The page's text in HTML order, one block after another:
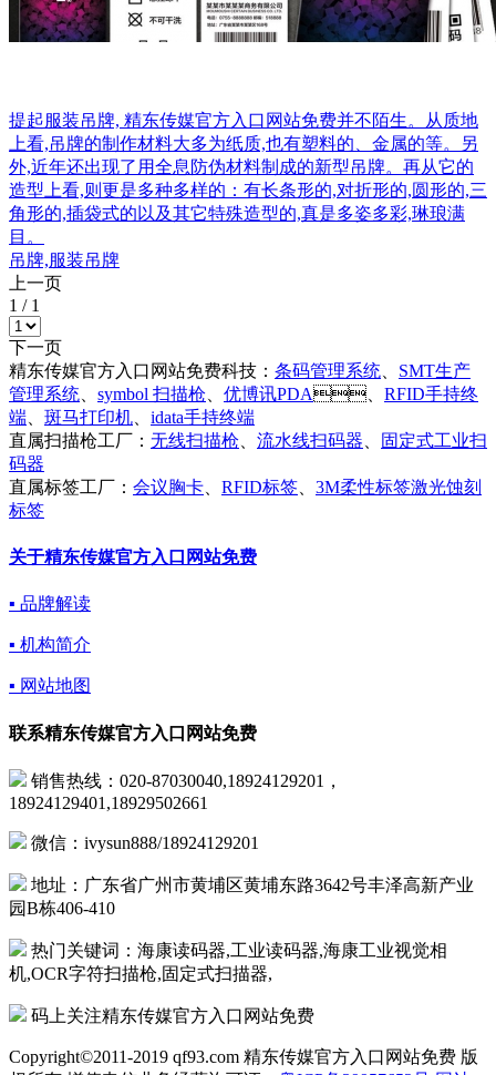
提起服装吊牌, 精东传媒官方入口网站免费并不陌生。从质地
上看,吊牌的制作材料大多为纸质,也有塑料的、金属的等。另
外,近年还出现了用全息防伪材料制成的新型吊牌。再从它的
造型上看,则更是多种多样的：有长条形的,对折形的,圆形的,三
角形的,插袋式的以及其它特殊造型的,真是多姿多彩,琳琅满
目。
吊牌,服装吊牌
上一页
1 / 1
下一页
精东传媒官方入口网站免费科技： 条码管理系统
SMT生产
管理系统
symbol 扫描枪 优博讯PDA、 RFID手持终
端
斑马打印机
idata手持终端
直属扫描枪工厂： 无线扫描枪 流水线扫码器
固定式工业扫
码器
直属标签工厂： 会议胸卡 RFID标签
3M柔性标签激光蚀刻
标签
关于精东传媒官方入口网站免费
▪ 品牌解读
▪ 机构简介
▪ 网站地图
联系精东传媒官方入口网站免费
销售热线：020-87030040,18924129201，
18924129401,18929502661
微信：ivysun888/18924129201
地址：广东省广州市黄埔区黄埔东路3642号丰泽高新产业
园B栋406-410
热门关键词：海康读码器,工业读码器,海康工业视觉相
机,OCR字符扫描枪,固定式扫描器,
码上关注精东传媒官方入口网站免费
Copyright©2011-2019 qf93.com 精东传媒官方入口网站免费 版